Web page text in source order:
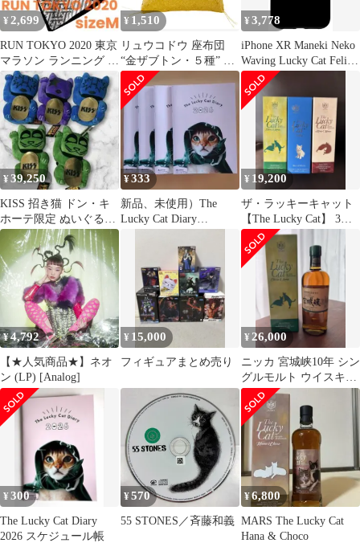
¥ 2,699
RUN TOKYO 2020 東京
マラソン ランニング ウ
ェア 半袖 Tシャツ
¥ 1,510
リュウコドウ 座布団
“金ザブトン・５種” 14-
71-75 中金ザブトン10
Ｘ10
¥3,778
iPhone XR Maneki Neko
Waving Lucky Cat Feline
Lucky Kawaii Anime
Cats スマホケース
¥39,250
KISS 招き猫 ドン・キ
ホーテ限定 ぬいぐるみ
マスコット
¥333
新品、未使用）The
Lucky Cat Diary
¥ 19,200
ザ・ラッキーキャット
【The Lucky Cat】 3本
セット
¥4,792
【★人気商品★】ネオ
ン (LP) [Analog]
¥ 15,000
フィギュアまとめ売り
¥26,000
ニッカ 宮城峡10年 シン
グルモルト ウイスキー
、ラッキーキャット 2
本セット
¥300
The Lucky Cat Diary
2026 スケジュール帳
¥570
55 STONES／斉藤和義
¥6,800
MARS The Lucky Cat
Hana & Choco